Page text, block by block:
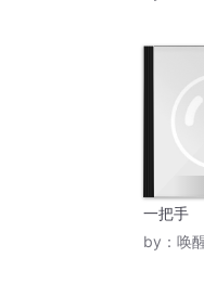
一把手
by： 唤